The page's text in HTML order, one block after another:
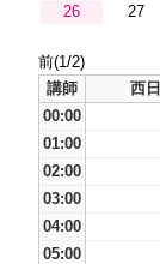
26
27
前(1/2)
講師
西
00:00
01:00
02:00
03:00
04:00
05:00